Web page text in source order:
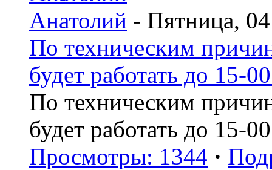
Анатолий - Пятница,
По техническим
будет работать до 15-
По техническим
будет работать до 15-00
Просмотры: 1344 ·